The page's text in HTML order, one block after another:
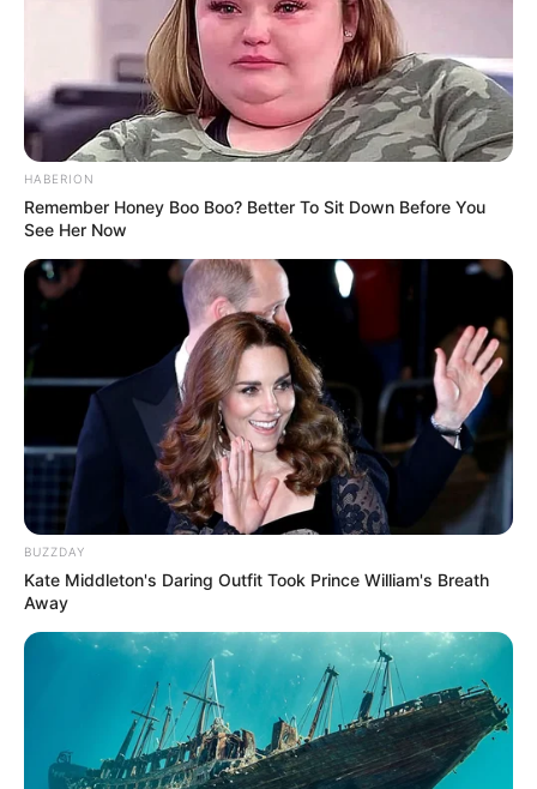
HABERION
Remember Honey Boo Boo? Better To Sit Down Before You
See Her Now
BUZZDAY
Kate Middleton's Daring Outfit Took Prince William's Breath
Away